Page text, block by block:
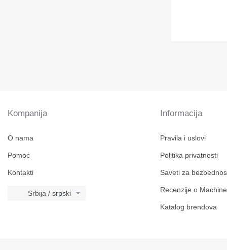
Kompanija
O nama
Pomoć
Kontakti
Srbija / srpski
Informacija
Pravila i uslovi
Politika privatnosti
Saveti za
Recenzije o
Katalog brendova